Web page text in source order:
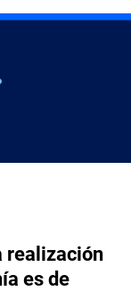
realización
es de